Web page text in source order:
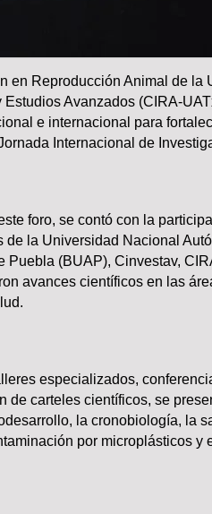
en Reproducción Animal de la
Avanzados (CIRA-
e internacional para
Internacional de
foro, se contó con la
de la Universidad Nacional
Puebla (BUAP), Cinvestav,
avances científicos en las
especializados,
de carteles científicos, se
la cronobiología, la
por microplásticos
valioso de un hogar no se puede